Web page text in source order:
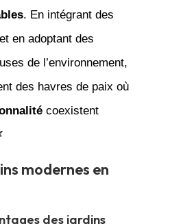
. En intégrant des
en adoptant des
de l’environnement,
des havres de paix où
coexistent
modernes en
des jardins